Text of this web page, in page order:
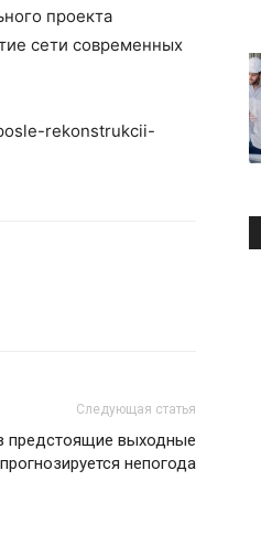
проекта
сети современных
rekonstrukcii-
Следующая статья
предстоящие выходные
прогнозируется непогода